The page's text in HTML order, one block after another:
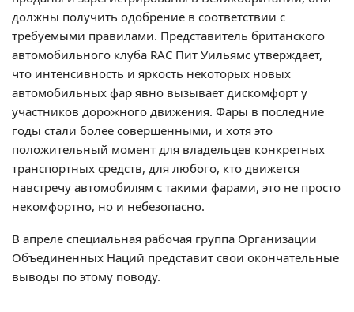
должны получить одобрение в соответствии с
требуемыми правилами. Представитель британского
автомобильного клуба RAC Пит Уильямс утверждает,
что интенсивность и яркость некоторых новых
автомобильных фар явно вызывает дискомфорт у
участников дорожного движения. Фары в последние
годы стали более совершенными, и хотя это
положительный момент для владельцев конкретных
транспортных средств, для любого, кто движется
навстречу автомобилям с такими фарами, это не просто
некомфортно, но и небезопасно.
В апреле специальная рабочая группа Организации
Объединенных Наций представит свои окончательные
выводы по этому поводу.